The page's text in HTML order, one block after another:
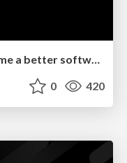
0 420